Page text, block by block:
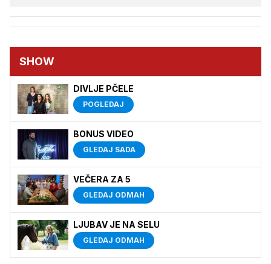
SHOW
DIVLJE PČELE
POGLEDAJ
BONUS VIDEO
GLEDAJ SADA
VEČERA ZA 5
GLEDAJ ODMAH
LJUBAV JE NA SELU
GLEDAJ ODMAH